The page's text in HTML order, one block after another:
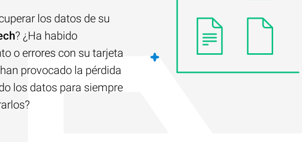
los datos de su
? ¿Ha habido
o errores con su tarjeta
provocado la pérdida
los datos para siempre